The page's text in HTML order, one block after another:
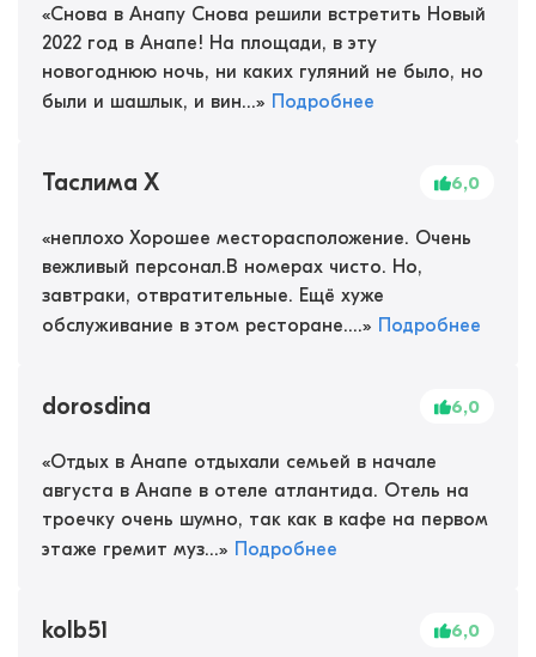
«Снова в Анапу Снова решили встретить Новый
2022 год в Анапе! На площади, в эту
новогоднюю ночь, ни каких гуляний не было, но
были и шашлык, и вин...» Подробнее
Таслима Х 6,0
«неплохо Хорошее месторасположение. Очень
вежливый персонал.В номерах чисто. Но,
завтраки, отвратительные. Ещё хуже
обслуживание в этом ресторане....» Подробнее
dorosdina 6,0
«Отдых в Анапе отдыхали семьей в начале
августа в Анапе в отеле атлантида. Отель на
троечку очень шумно, так как в кафе на первом
этаже гремит муз...» Подробнее
kolb51 6,0